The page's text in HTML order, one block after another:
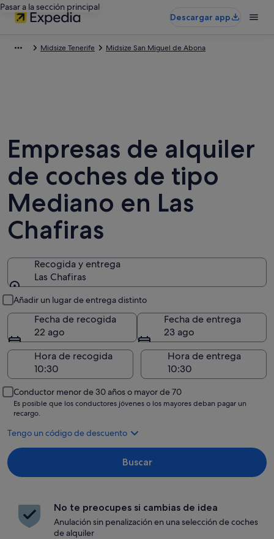
Pasar a la sección principal
Descargar app
Midsize Tenerife Midsize San Miguel de Abona
Empresas de alquiler
de coches de tipo
Mediano en Las
Chafiras
Recogida y entrega
Las Chafiras
Añadir un lugar de entrega distinto
Fecha de recogida
22 ago
Fecha de entrega
23 ago
Hora de recogida
Hora de entrega
Conductor menor de 30 años o mayor de 70
Es posible que los conductores jóvenes o los mayores deban pagar un
recargo.
Tengo un código de descuento
Buscar
No te preocupes si cambias de idea
Anulación sin penalización en una selección de coches
de alquiler